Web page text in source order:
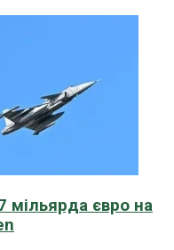
мільярда євро на